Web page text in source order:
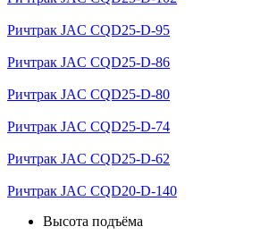
Ричтрак JAC CQD25-D-95
Ричтрак JAC CQD25-D-86
Ричтрак JAC CQD25-D-80
Ричтрак JAC CQD25-D-74
Ричтрак JAC CQD25-D-62
Ричтрак JAC CQD20-D-140
Высота подъёма